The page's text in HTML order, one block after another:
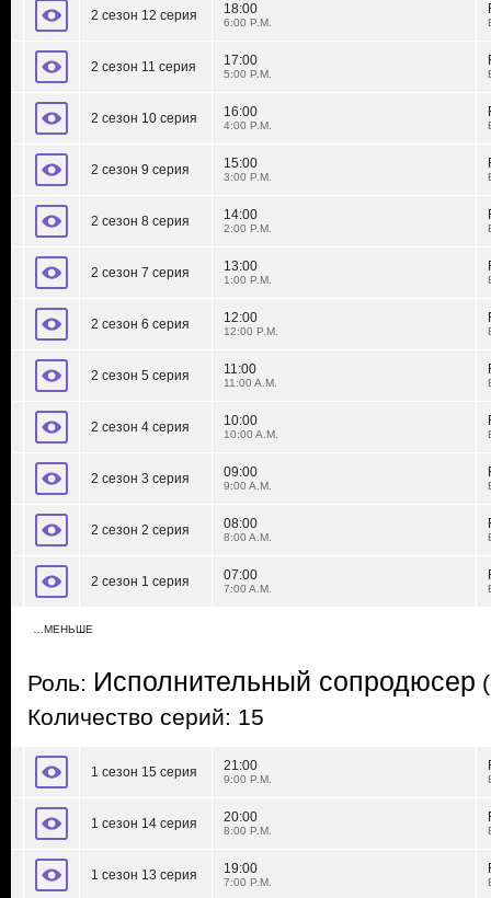
2 сезон 12 серия 18:00
6:00 P.M.
2 сезон 11 серия 17:00
5:00 P.M.
2 сезон 10 серия 16:00
4:00 P.M.
2 сезон 9 серия 15:00
3:00 P.M.
2 сезон 8 серия 14:00
2:00 P.M.
2 сезон 7 серия 13:00
1:00 P.M.
2 сезон 6 серия 12:00
12:00 P.M.
2 сезон 5 серия 11:00
11:00 A.M.
2 сезон 4 серия 10:00
10:00 A.M.
2 сезон 3 серия 09:00
9:00 A.M.
2 сезон 2 серия 08:00
8:00 A.M.
2 сезон 1 серия 07:00
7:00 A.M.
…МЕНЬШЕ
Роль: Исполнительный сопродюсер
Количество серий: 15
1 сезон 15 серия 21:00
9:00 P.M.
1 сезон 14 серия 20:00
8:00 P.M.
1 сезон 13 серия 19:00
7:00 P.M.